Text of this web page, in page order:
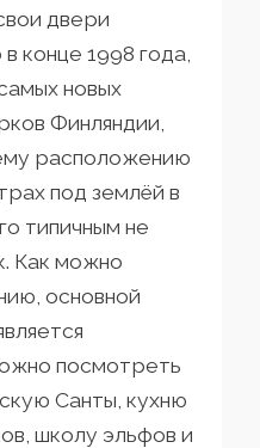
двери
конце 1998 года,
новых
Финляндии,
расположению
под землёй в
типичным не
Как можно
основной
посмотреть
Санты, кухню
школу эльфов и